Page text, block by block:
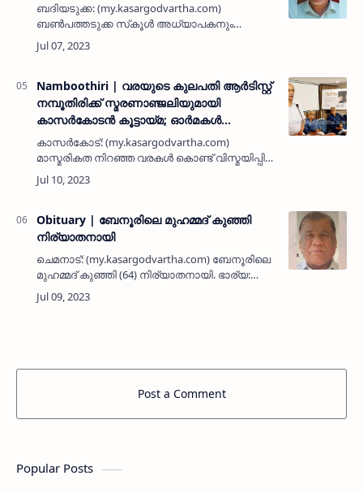
ബദിയടുക്ക: (my.kasargodvartha.com)
ബണ്‍പത്തടുക്ക സ്‌കൂള്‍ അധ്യാപകനും
ബാപാലിപ്പൊനം പാടലട്ക്കയില്‍ താമസക്കാരനും
മുള്ളേരിയ എടോണി സ്വദേശിയുമായ
Namboothiri | വരയുടെ കുലപതി ആര്‍ടിസ്റ്റ്
നമ്പൂതിരിക്ക് സ്മരണാഞ്ജലിയുമായി
കാസര്‍കോടന്‍ കൂട്ടായ്മ; ഓര്‍മകള്‍
അയവിറക്കി ഗഫൂര്‍ മാസ്റ്ററും ബാര
ഭാസ്‌കരനും
കാസര്‍കോട്: (my.kasargodvartha.com)
മാസ്മരികത നിറഞ്ഞ വരകള്‍ കൊണ്ട് വിസ്മയിപ്പിച്ച
ആര്‍ടിസ്റ്റ് നമ്പൂതിരിക്ക് ആദരവുമായി
കാസര്‍കോടന്‍ കൂട്ടായ്മ സംഘടിപ്പിച്ച 'സാദരം
Obituary | ബേനൂരിലെ മുഹമ്മദ് കുഞ്ഞി
നിര്യാതനായി
ചെമനാട്: (my.kasargodvartha.com) ബേനൂരിലെ
മുഹമ്മദ് കുഞ്ഞി (64) നിര്യാതനായി. ഭാര്യ:
ബീഫാത്വിമ. മക്കൾ: അറഫാത്, ശബാന.
മരുമക്കൾ: ഉസ്മാൻ, സഫൂറ.സഹോദരങ്ങൾ:
Post a Comment
Popular Posts